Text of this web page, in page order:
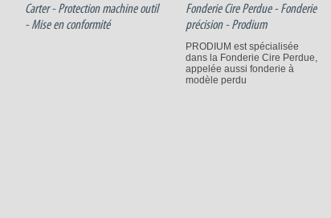
Carter - Protection machine outil
- Mise en conformité
Fonderie Cire Perdue - Fonderie
précision - Prodium
PRODIUM est spécialisée
dans la Fonderie Cire Perdue,
appelée aussi fonderie à
modèle perdu